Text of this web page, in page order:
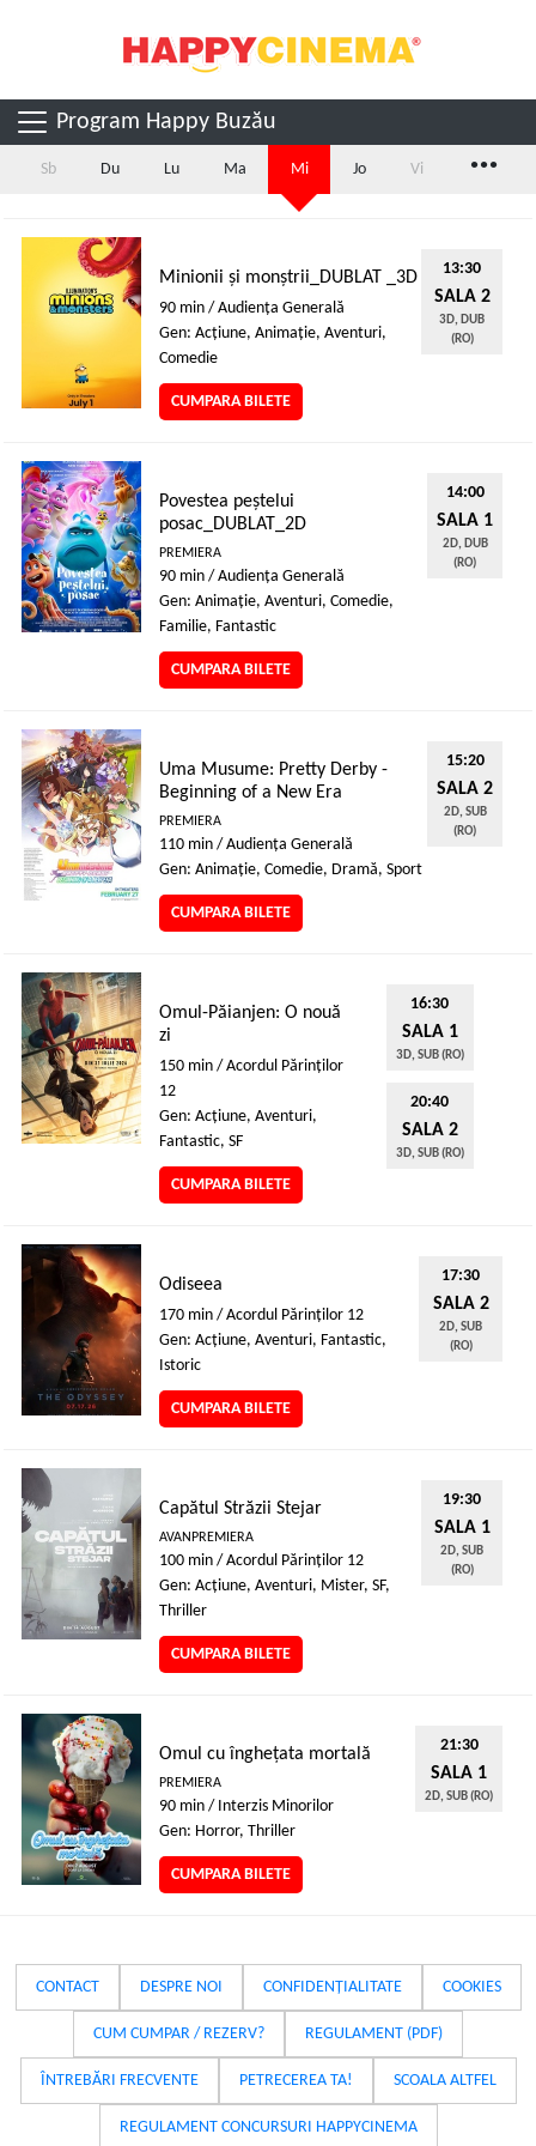
Program Happy Buzău
Sb Du Lu Ma Mi Jo Vi ...
Minionii și monștrii_DUBLAT _3D
90 min / Audienţa Generală
Gen: Acţiune, Animaţie, Aventuri,
Comedie
CUMPARA BILETE
13:30
SALA 2
3D, DUB
(RO)
Povestea peștelui
posac_DUBLAT_2D
PREMIERA
90 min / Audienţa Generală
Gen: Animaţie, Aventuri, Comedie,
Familie, Fantastic
CUMPARA BILETE
14:00
SALA 1
2D, DUB
(RO)
Uma Musume: Pretty Derby -
Beginning of a New Era
PREMIERA
110 min / Audienţa Generală
Gen: Animaţie, Comedie, Dramă, Sport
CUMPARA BILETE
15:20
SALA 2
2D, SUB
(RO)
Omul-Păianjen: O nouă
zi
150 min / Acordul Părinţilor
12
Gen: Acţiune, Aventuri,
Fantastic, SF
CUMPARA BILETE
16:30
SALA 1
3D, SUB (RO)
20:40
SALA 2
3D, SUB (RO)
Odiseea
170 min / Acordul Părinţilor 12
Gen: Acţiune, Aventuri, Fantastic,
Istoric
CUMPARA BILETE
17:30
SALA 2
2D, SUB
(RO)
Capătul Străzii Stejar
AVANPREMIERA
100 min / Acordul Părinţilor 12
Gen: Acţiune, Aventuri, Mister, SF,
Thriller
CUMPARA BILETE
19:30
SALA 1
2D, SUB
(RO)
Omul cu înghețata mortală
PREMIERA
90 min / Interzis Minorilor
Gen: Horror, Thriller
CUMPARA BILETE
21:30
SALA 1
2D, SUB (RO)
CONTACT DESPRE NOI CONFIDENȚIALITATE COOKIES
CUM CUMPAR / REZERV? REGULAMENT (PDF)
ÎNTREBĂRI FRECVENTE PETRECEREA TA! SCOALA ALTFEL
REGULAMENT CONCURSURI HAPPYCINEMA